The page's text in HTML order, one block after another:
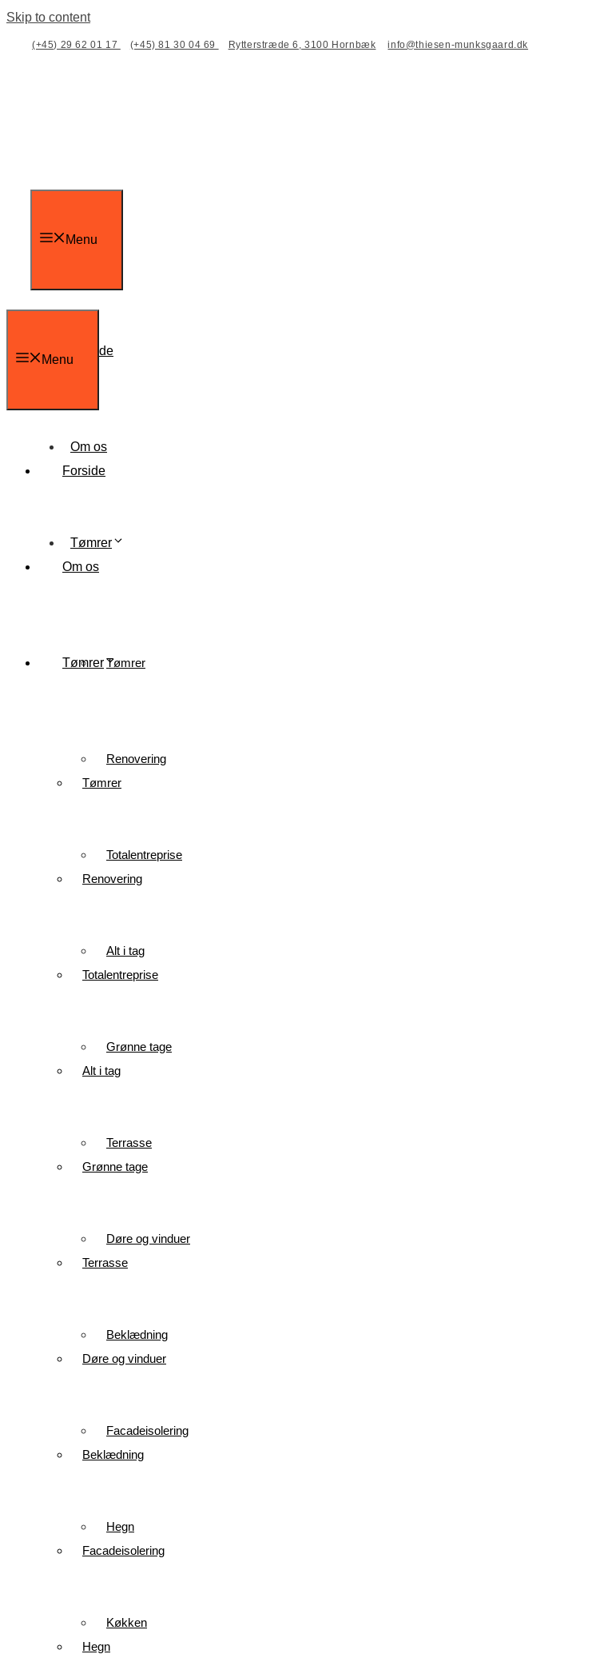
Skip to content
(+45) 29 62 01 17 (+45) 81 30 04 69 Rytterstræde 6, 3100 Hornbæk info@thiesen-munksgaard.dk
Menu
Forside
Om os
Tømrer
Tømrer
Renovering
Totalentreprise
Alt i tag
Grønne tage
Terrasse
Døre og vinduer
Beklædning
Facadeisolering
Hegn
Køkken
Menu
Forside
Om os
Tømrer
Tømrer
Renovering
Totalentreprise
Alt i tag
Grønne tage
Terrasse
Døre og vinduer
Beklædning
Facadeisolering
Hegn